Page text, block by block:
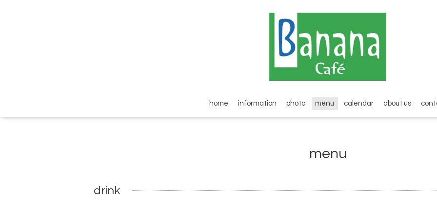
home information photo menu calendar about us
menu
drink